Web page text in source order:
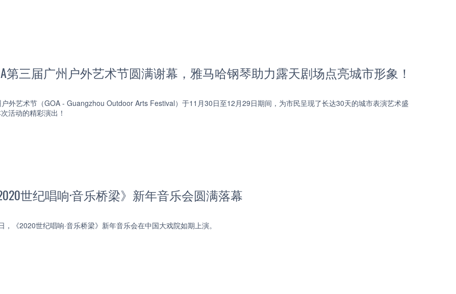
第三届广州户外艺术节圆满谢幕，雅马哈钢琴助力露天剧场点亮城市形象！
外艺术节（GOA - Guangzhou Outdoor Arts Festival）于11月30日至12月29日期间，为市民呈现了长达30天的城市表演艺术盛
活动的精彩演出！
世纪唱响·音乐桥梁》新年音乐会圆满落幕
《2020世纪唱响·音乐桥梁》新年音乐会在中国大戏院如期上演。